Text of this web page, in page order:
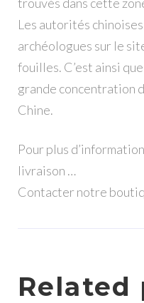
Les autorités
archéologues sur le
fouilles. C’est ainsi
grande concentration
Chine.
Pour plus
livraison …
Contacter notre
Related